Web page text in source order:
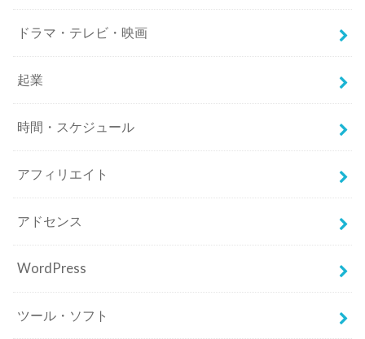
ドラマ・テレビ・映画
起業
時間・スケジュール
アフィリエイト
アドセンス
WordPress
ツール・ソフト